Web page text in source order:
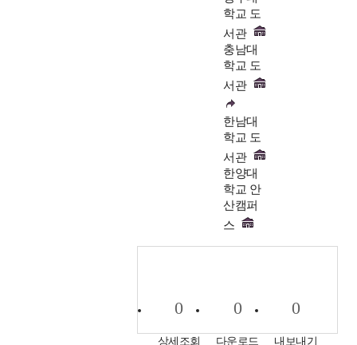
학교 도
서관
충남대
학교 도
서관
한남대
학교 도
서관
한양대
학교 안
산캠퍼
스
0
상세조회
0
다운로드
0
내보내기